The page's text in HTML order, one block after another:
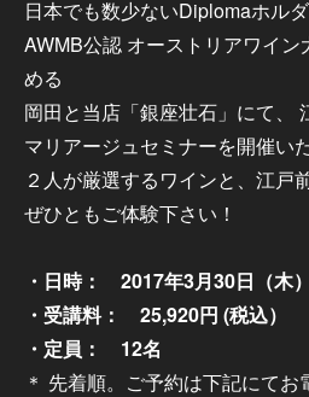
日本でも数少ないDiplomaホル
AWMB公認 オーストリアワイ
める
岡田と当店「銀座壮石」にて、
マリアージュセミナーを開催い
２人が厳選するワインと、江戸
ぜひともご体験下さい！
・日時： 2017年3月30日（木
・受講料： 25,920円 (税込）
・定員： 12名
＊ 先着順。ご予約は下記にてお